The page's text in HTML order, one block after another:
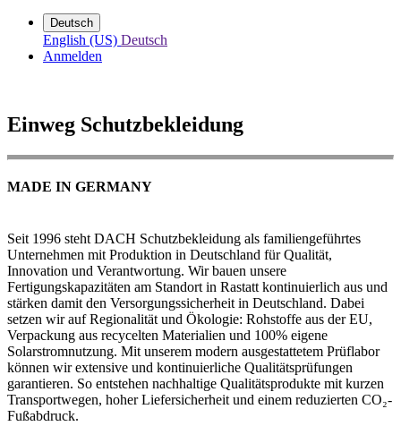
Deutsch
English (US) Deutsch
Anmelden
Einweg Schutzbekleidung
MADE IN GERMANY
Seit 1996 steht DACH Schutzbekleidung als familiengeführtes
Unternehmen mit Produktion in Deutschland für Qualität,
Innovation und Verantwortung. Wir bauen unsere
Fertigungskapazitäten am Standort in Rastatt kontinuierlich aus und
stärken damit den Versorgungssicherheit in Deutschland. Dabei
setzen wir auf Regionalität und Ökologie: Rohstoffe aus der EU,
Verpackung aus recycelten Materialien und 100% eigene
Solarstromnutzung. Mit unserem modern ausgestattetem Prüflabor
können wir extensive und kontinuierliche Qualitätsprüfungen
garantieren. So entstehen nachhaltige Qualitätsprodukte mit kurzen
Transportwegen, hoher Liefersicherheit und einem reduzierten CO₂-
Fußabdruck.